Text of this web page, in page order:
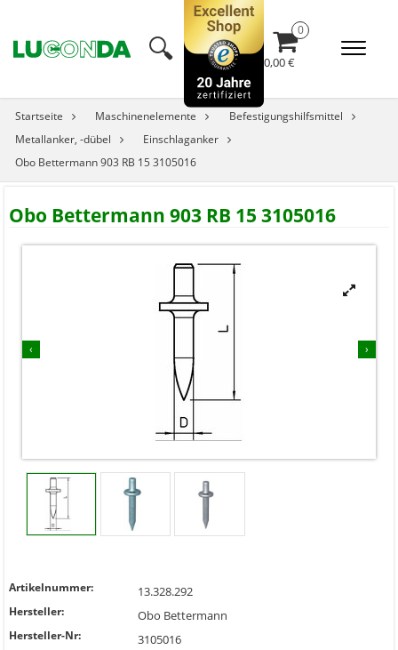
🔍︎ 0,00 €
Startseite Maschinenelemente
Befestigungshilfsmittel
Metallanker, -dübel
Einschlaganker
Obo Bettermann 903 RB 15 3105016
Obo Bettermann 903 RB 15 3105016
‹ ›



Artikelnummer: 13.328.292
Hersteller: Obo Bettermann
Hersteller-Nr: 3105016